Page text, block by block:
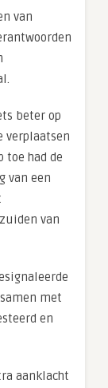
van
beter op
verplaatsen
toe had de
van een
van
met
en
aanklacht